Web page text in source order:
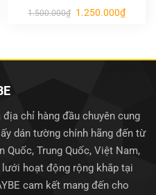
1.500.000₫ Giá
1.250.000₫Giá
hiện
địa chỉ hàng đầu chuyên cung
dán tường chính hãng đến từ
Quốc, Trung Quốc, Việt Nam,
lưới hoạt động rộng khắp tại
cam kết mang đến cho